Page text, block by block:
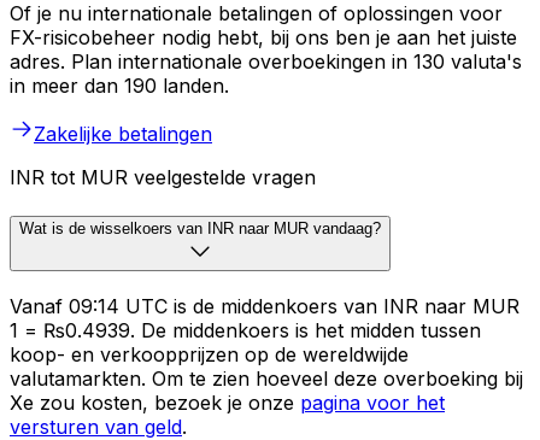
Of je nu internationale betalingen of oplossingen voor
FX-risicobeheer nodig hebt, bij ons ben je aan het juiste
adres. Plan internationale overboekingen in 130 valuta's
in meer dan 190 landen.
Zakelijke betalingen
INR tot MUR veelgestelde vragen
Wat is de wisselkoers van INR naar MUR vandaag?
Vanaf 09:14 UTC is de middenkoers van INR naar MUR
₹1 = ₨0.4939. De middenkoers is het midden tussen
koop- en verkoopprijzen op de wereldwijde
valutamarkten. Om te zien hoeveel deze overboeking bij
Xe zou kosten, bezoek je onze pagina voor het
versturen van geld.